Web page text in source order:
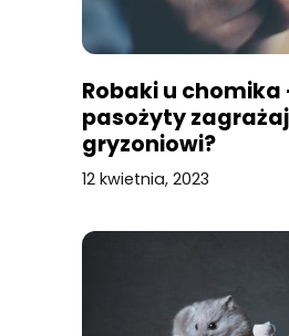
Robaki u chomika
pasożyty
gryzoniowi?
12 kwietnia, 2023